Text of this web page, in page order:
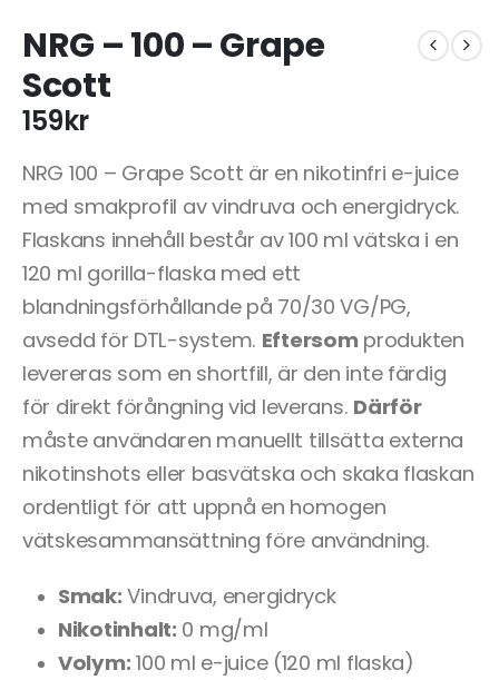
NRG – 100 – Grape
Scott
159kr
NRG 100 – Grape Scott är en nikotinfri e-juice
med smakprofil av vindruva och energidryck.
Flaskans innehåll består av 100 ml vätska i en
120 ml gorilla-flaska med ett
blandningsförhållande på 70/30 VG/PG,
avsedd för DTL-system. Eftersomprodukten
levereras som en shortfill, är den inte färdig
för direkt förångning vid leverans. Därför
måste användaren manuellt tillsätta externa
nikotinshots eller basvätska och skaka flaskan
ordentligt för att uppnå en homogen
vätskesammansättning före användning.
Smak: Vindruva, energidryck
Nikotinhalt: 0 mg/ml
Volym: 100 ml e-juice (120 ml flaska)